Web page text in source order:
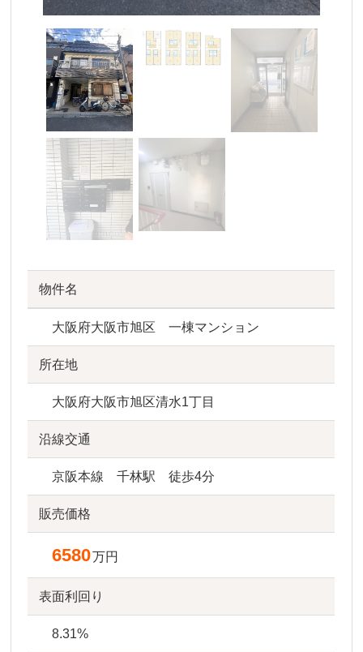
物件名
大阪府大阪市旭区 一棟マンション
所在地
大阪府大阪市旭区清水1丁目
沿線交通
京阪本線 千林駅 徒歩4分
販売価格
6580万円
表面利回り
8.31%